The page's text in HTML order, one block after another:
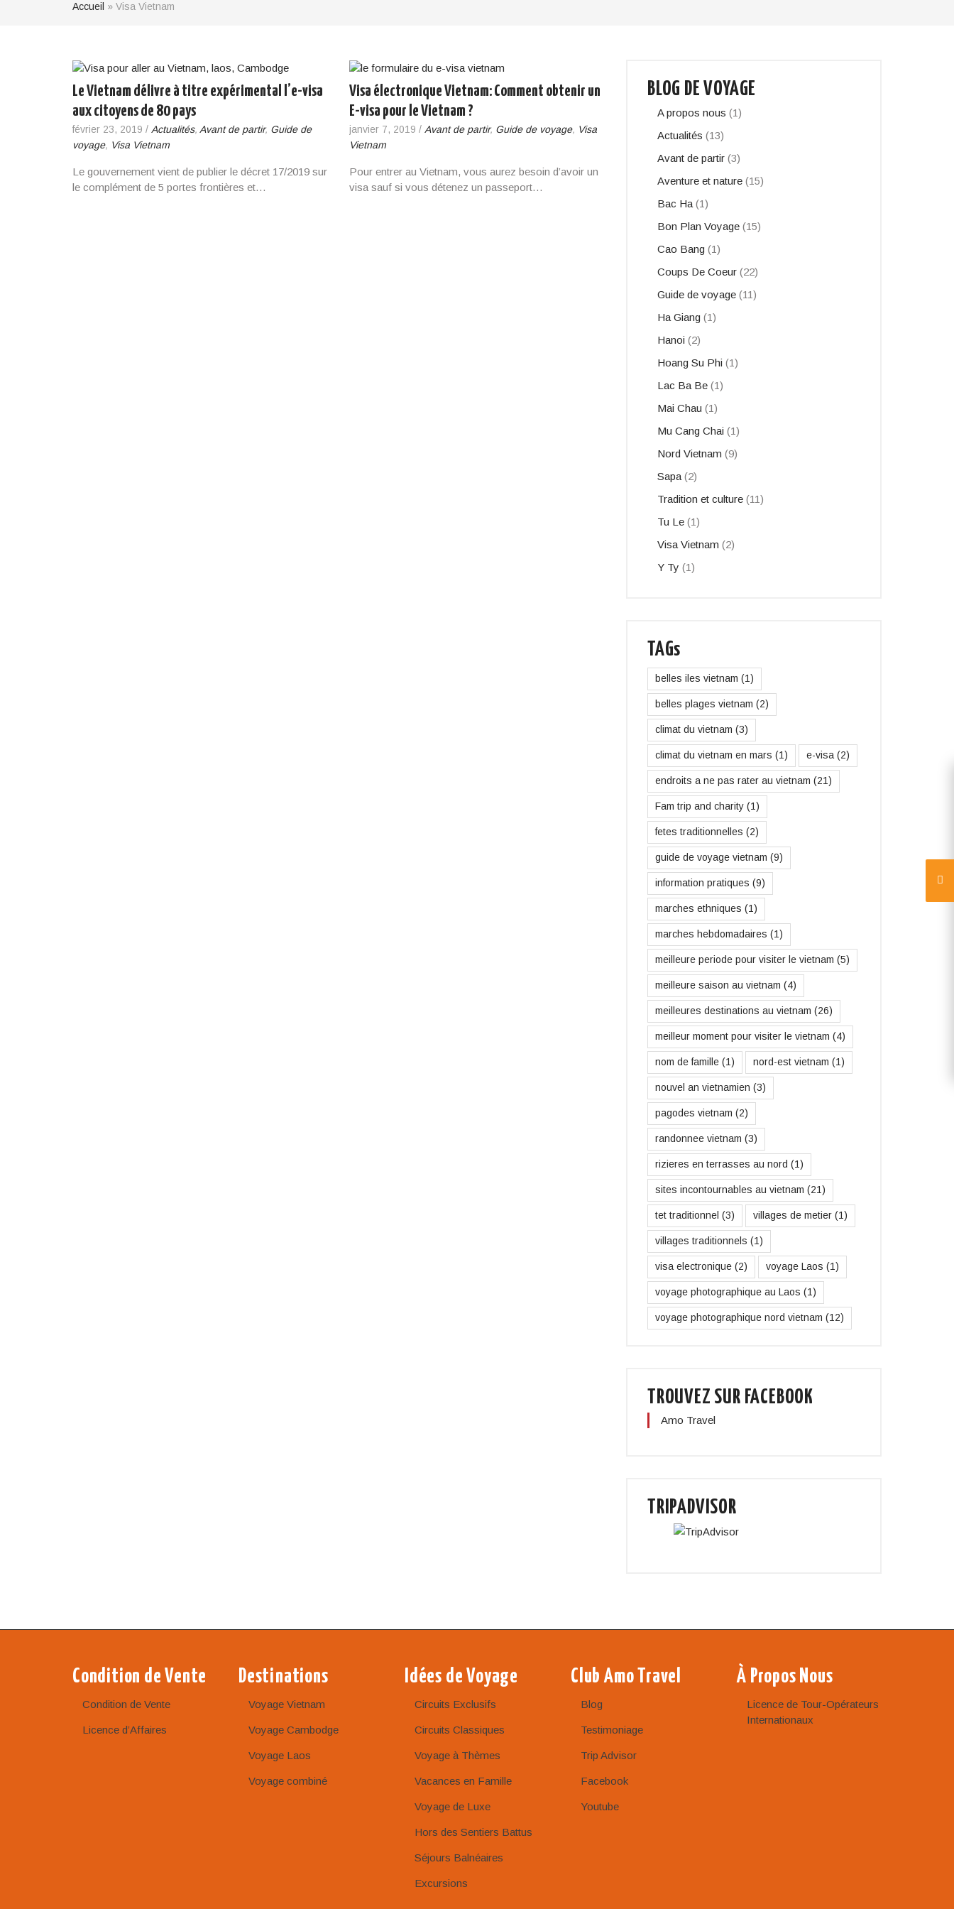
Accueil » Visa Vietnam
Le Vietnam délivre à titre expérimental l’e-visa
aux citoyens de 80 pays
février 23, 2019 / Actualités, Avant de partir, Guide de
voyage, Visa Vietnam
Le gouvernement vient de publier le décret 17/2019 sur
le complément de 5 portes frontières et…
Visa électronique Vietnam: Comment obtenir un
E-visa pour le Vietnam ?
janvier 7, 2019 / Avant de partir, Guide de voyage, Visa
Vietnam
Pour entrer au Vietnam, vous aurez besoin d’avoir un
visa sauf si vous détenez un passeport…
BLOG DE VOYAGE
A propos nous (1)
Actualités (13)
Avant de partir (3)
Aventure et nature (15)
Bac Ha (1)
Bon Plan Voyage (15)
Cao Bang (1)
Coups De Coeur (22)
Guide de voyage (11)
Ha Giang (1)
Hanoi (2)
Hoang Su Phi (1)
Lac Ba Be (1)
Mai Chau (1)
Mu Cang Chai (1)
Nord Vietnam (9)
Sapa (2)
Tradition et culture (11)
Tu Le (1)
Visa Vietnam (2)
Y Ty (1)
TAGs
belles iles vietnam (1)
belles plages vietnam (2)
climat du vietnam (3)
climat du vietnam en mars (1) e-visa (2)
endroits a ne pas rater au vietnam (21)
Fam trip and charity (1)
fetes traditionnelles (2)
guide de voyage vietnam (9)
information pratiques (9)
marches ethniques (1)
marches hebdomadaires (1)
meilleure periode pour visiter le vietnam (5)
meilleure saison au vietnam (4)
meilleures destinations au vietnam (26)
meilleur moment pour visiter le vietnam (4)
nom de famille (1) nord-est vietnam (1)
nouvel an vietnamien (3)
pagodes vietnam (2)
randonnee vietnam (3)
rizieres en terrasses au nord (1)
sites incontournables au vietnam (21)
tet traditionnel (3) villages de metier (1)
villages traditionnels (1)
visa electronique (2) voyage Laos (1)
voyage photographique au Laos (1)
voyage photographique nord vietnam (12)
TROUVEZ SUR FACEBOOK
Amo Travel
TRIPADVISOR
Condition de Vente
Condition de Vente
Licence d’Affaires
Destinations
Voyage Vietnam
Voyage Cambodge
Voyage Laos
Voyage combiné
Idées de Voyage
Circuits Exclusifs
Circuits Classiques
Voyage à Thèmes
Vacances en Famille
Voyage de Luxe
Hors des Sentiers Battus
Séjours Balnéaires
Excursions
Club Amo Travel
Blog
Testimoniage
Trip Advisor
Facebook
Youtube
À Propos Nous
Licence de Tour-Opérateurs
Internationaux